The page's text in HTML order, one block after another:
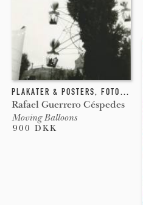
PLAKATER & POSTERS, FOTOGRAFI
Rafael Guerrero Céspedes
Moving Balloons
900 DKK